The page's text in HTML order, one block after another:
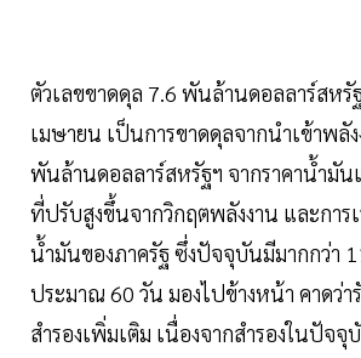
ตัวเลขขาดดุล 7.6 พันล้านดอลลาร์สหรั
เมษายน เป็นการขาดดุลจากนำเข้าพลั
พันล้านดอลลาร์สหรัฐฯ จากราคาน้ำมัน
ที่ปรับสูงขึ้นจากวิกฤตพลังงาน และการเ
น้ำมันของภาครัฐ ซึ่งปัจจุบันมีมากกว่า
ประมาณ 60 วัน มองไปข้างหน้า คาดว่า
สำรองเพิ่มเติม เนื่องจากสำรองในปัจ